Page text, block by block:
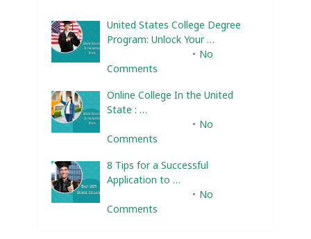
United States College Degree
Program: Unlock Your …
No
Comments
Online College In the United
State : …
No
Comments
8 Tips for a Successful
Application to …
No
Comments